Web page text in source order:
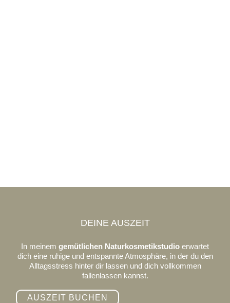
DEINE AUSZEIT
In meinem gemütlichen Naturkosmetikstudio erwartet
dich eine ruhige und entspannte Atmosphäre, in der du den
Alltagsstress hinter dir lassen und dich vollkommen
fallenlassen kannst.
AUSZEIT BUCHEN